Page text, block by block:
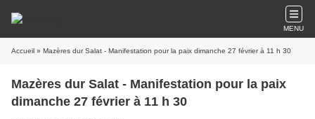
MENU
Accueil » Mazères dur Salat - Manifestation pour la paix dimanche 27 février à 11 h 30
Mazères dur Salat - Manifestation pour la paix
dimanche 27 février à 11 h 30